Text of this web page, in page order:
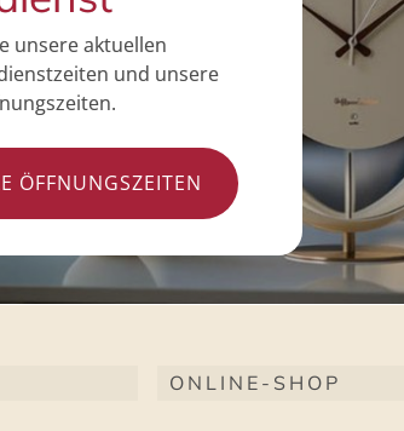
unsere aktuellen
und unsere
ÖFFNUNGSZEITEN
ONLINE-SHOP